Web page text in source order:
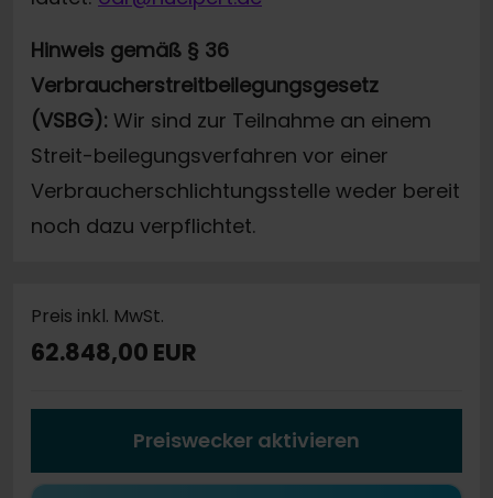
Hinweis gemäß § 36
Verbraucherstreitbeilegungsgesetz
(VSBG): Wir sind zur Teilnahme an einem
Streit-beilegungsverfahren vor einer
Verbraucherschlichtungsstelle weder bereit
noch dazu verpflichtet.
Preis inkl. MwSt.
62.848,00 EUR
Preiswecker aktivieren